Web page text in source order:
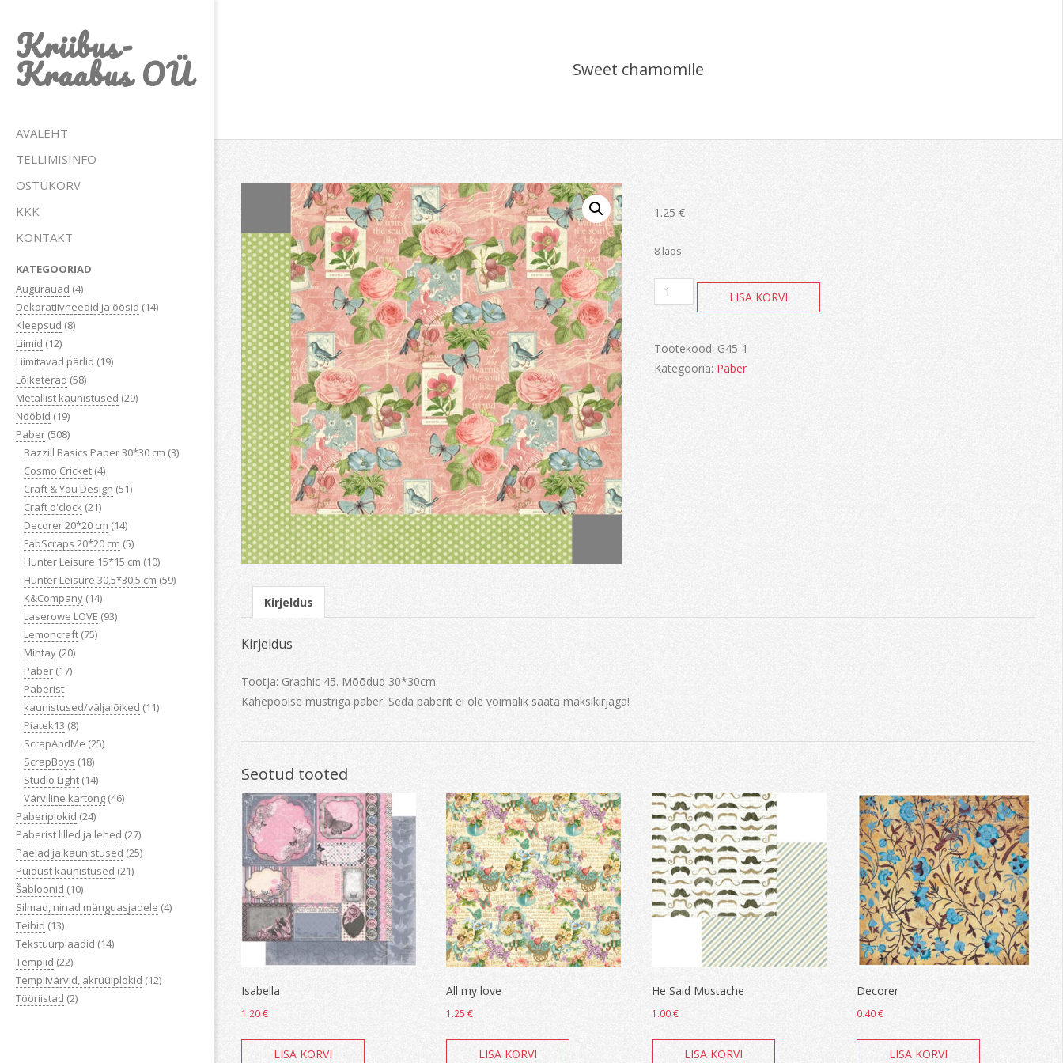
content
Kriibus-
Kraabus OÜ
Primary
Menu
AVALEHT
TELLIMISINFO
OSTUKORV
KKK
KONTAKT
KATEGOORIAD
Augurauad (4)
Dekoratiivneedid ja öösid (14)
Kleepsud (8)
Liimid (12)
Liimitavad pärlid (19)
Lõiketerad (58)
Metallist kaunistused (29)
Nööbid (19)
Paber (508)
Bazzill Basics Paper 30*30 cm (3)
Cosmo Cricket (4)
Craft & You Design (51)
Craft o'clock (21)
Decorer 20*20 cm (14)
FabScraps 20*20 cm (5)
Hunter Leisure 15*15 cm (10)
Hunter Leisure 30,5*30,5 cm (59)
K&Company (14)
Laserowe LOVE (93)
Lemoncraft (75)
Mintay (20)
Paber (17)
Paberist
kaunistused/väljalõiked (11)
Piatek13 (8)
ScrapAndMe (25)
ScrapBoys (18)
Studio Light (14)
Värviline kartong (46)
Paberiplokid (24)
Paberist lilled ja lehed (27)
Paelad ja kaunistused (25)
Puidust kaunistused (21)
Šabloonid (10)
Silmad, ninad mänguasjadele (4)
Teibid (13)
Tekstuurplaadid (14)
Templid (22)
Templivärvid, akrüülplokid (12)
Tööriistad (2)
Sweet chamomile
1.25 €
8 laos
Sweet
chamomile
LISA KORVI
Tootekood: G45-1
Kategooria: Paber
Kirjeldus
Kirjeldus
Tootja: Graphic 45. Mõõdud 30*30cm.
Kahepoolse mustriga paber. Seda paberit ei ole võimalik saata maksikirjaga!
Seotud tooted
Isabella
1.20€
LISA KORVI
All my love
1.25€
LISA KORVI
He Said Mustache
1.00€
LISA KORVI
Decorer
0.40€
LISA KORVI